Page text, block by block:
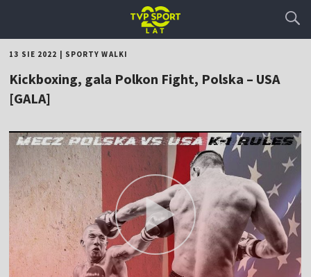
13 SIE 2022 SPORTY WALKI
Kickboxing, gala Polkon Fight, Polska – USA
[GALA]